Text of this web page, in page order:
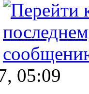
05:09